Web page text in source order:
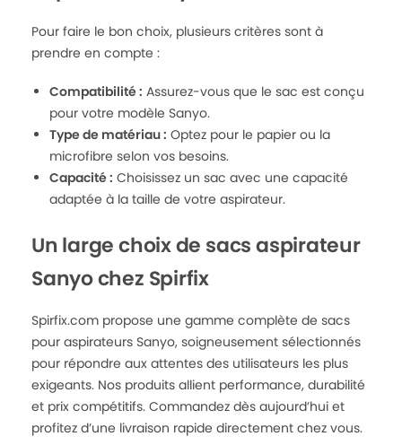
Pour faire le bon choix, plusieurs critères sont à
prendre en compte :
Compatibilité : Assurez-vous que le sac est conçu
pour votre modèle Sanyo.
Type de matériau : Optez pour le papier ou la
microfibre selon vos besoins.
Capacité : Choisissez un sac avec une capacité
adaptée à la taille de votre aspirateur.
Un large choix de sacs aspirateur
Sanyo chez Spirfix
Spirfix.com propose une gamme complète de sacs
pour aspirateurs Sanyo, soigneusement sélectionnés
pour répondre aux attentes des utilisateurs les plus
exigeants. Nos produits allient performance, durabilité
et prix compétitifs. Commandez dès aujourd’hui et
profitez d’une livraison rapide directement chez vous.